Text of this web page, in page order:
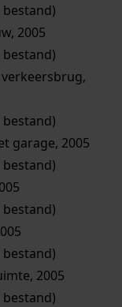
2005
garage, 2005
2005